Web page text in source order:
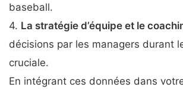
baseball.
4. La stratégie d’équipe et le
décisions par les managers durant
cruciale.
En intégrant ces données dans